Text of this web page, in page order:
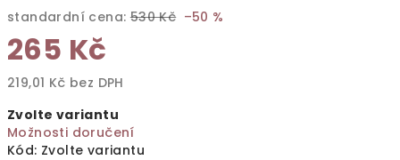
standardní cena: 530 Kč –50 %
265 Kč
219,01 Kč bez DPH
cena:
Zvolte variantu
Možnosti doručení
Kód: Zvolte variantu